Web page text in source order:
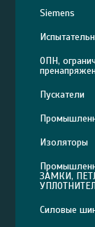
Siemens
ОПН,
Пускатели
Изоляторы
ЗАМКИ,
Силовые